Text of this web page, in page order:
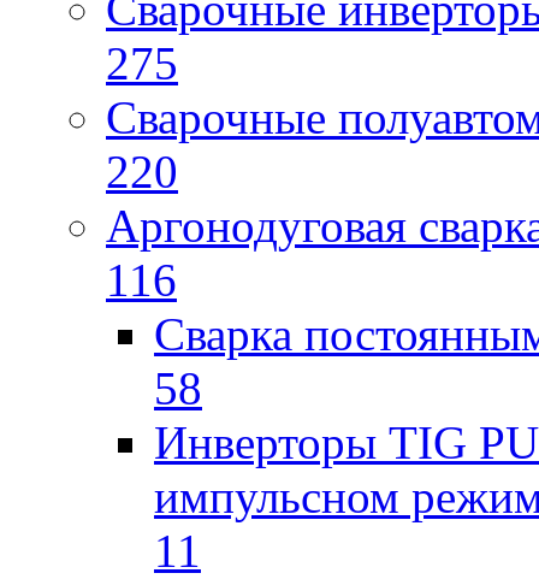
275
Сварочные
220
Аргонодуговая
116
Сварка
58
Инверторы TIG
импульсном
11